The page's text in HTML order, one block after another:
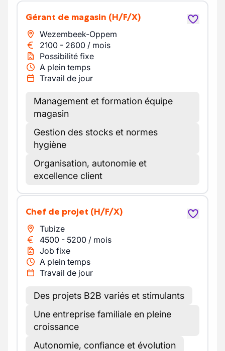
Gérant de magasin (H/F/X)
Wezembeek-Oppem
2100 - 2600 / mois
Possibilité fixe
A plein temps
Travail de jour
Management et formation équipe
magasin
Gestion des stocks et normes
hygiène
Organisation, autonomie et
excellence client
Chef de projet (H/F/X)
Tubize
4500 - 5200 / mois
Job fixe
A plein temps
Travail de jour
Des projets B2B variés et stimulants
Une entreprise familiale en pleine
croissance
Autonomie, confiance et évolution